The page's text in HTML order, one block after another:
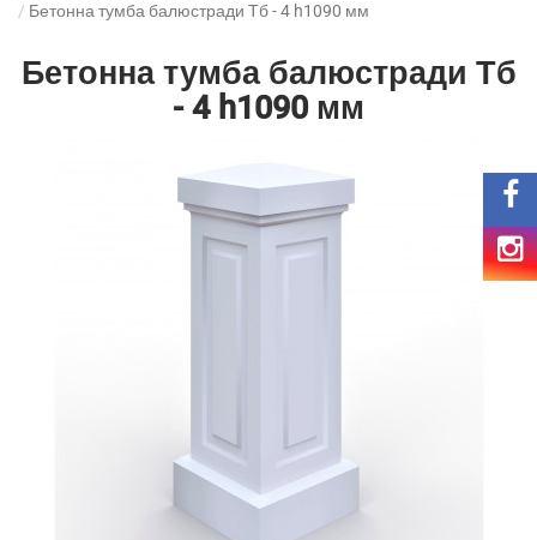
Бетонна тумба балюстради Тб - 4 h1090 мм
Бетонна тумба балюстради Тб
- 4 h1090 мм